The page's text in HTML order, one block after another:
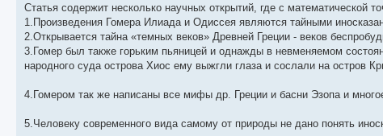
Статья содержит несколько научных открытий, где с математической
1.Произведения Гомера Илиада и Одиссея являются тайными
2.Открывается тайна «темных веков» Древней Греции - веков
3.Гомер был также горьким пьяницей и однажды в невменяемом
народного суда острова Хиос ему выжгли глаза и сослали на остров
4.Гомером так же написаны все мифы др. Греции и басни Эзопа и
5.Человеку современного вида самому от природы не дано понять